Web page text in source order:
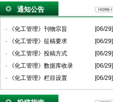
通知公告
· 《化工管理》刊物宗旨
[06/29]
· 《化工管理》征稿要求
[06/29]
· 《化工管理》投稿方式
[06/29]
· 《化工管理》数据库收录
[06/29]
· 《化工管理》栏目设置
[06/29]